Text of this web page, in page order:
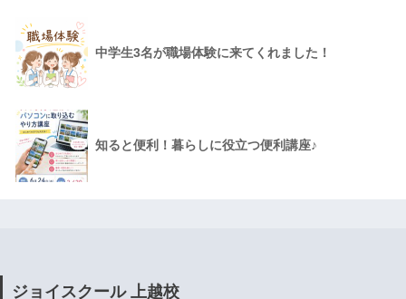
中学生3名が職場体験に来てくれました！
知ると便利！暮らしに役立つ便利講座♪
ジョイスクール 上越校